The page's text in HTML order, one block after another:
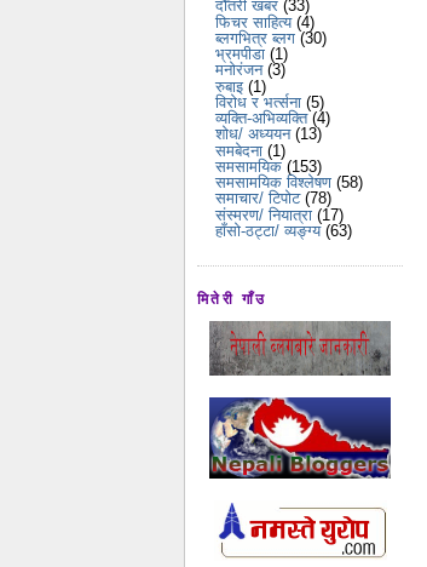
दौँतरी खबर (33)
फिचर साहित्य (4)
ब्लगभित्र ब्लग (30)
भ्रमपीडा (1)
मनोरंजन (3)
रुबाइ (1)
विरोध र भर्त्सना (5)
व्यक्ति-अभिव्यक्ति (4)
शोध/ अध्ययन (13)
समबेदना (1)
समसामयिक (153)
समसामयिक विश्लेषण (58)
समाचार/ टिपोट (78)
संस्मरण/ नियात्रा (17)
हाँसो-ठट्टा/ व्यङ्ग्य (63)
मितेरी गाँउ